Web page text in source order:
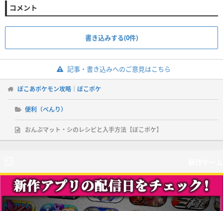
コメント
書き込みする(0件)
記事・書き込みへのご意見はこちら
ぽこあポケモン攻略｜ぽこポケ
便利（べんり）
おんぷマット・シのレシピと入手方法【ぽこポケ】